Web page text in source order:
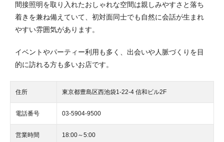
間接照明を取り入れたおしゃれな空間は親しみやすさと落ち
着きを兼ね備えていて、初対面同士でも自然に会話が生まれ
やすい雰囲気があります。
イベントやパーティー利用も多く、出会いや人脈づくりを目
的に訪れる方も多いお店です。
住所 東京都豊島区西池袋1-22-4 信和ビル2F
電話番号 03-5904-9500
営業時間 18:00～5:00